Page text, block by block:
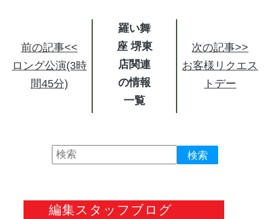
前の記事<<
ロング公演(3時
間45分)
羅い舞
座 堺東
店関連
の情報
次の記事>>
お客様リクエス
トデー
編集スタッフブログ